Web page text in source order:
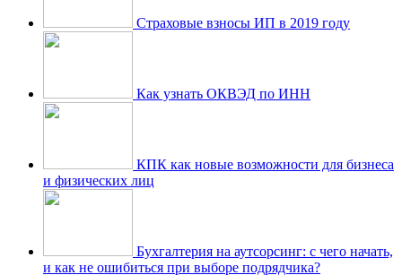
Страховые взносы ИП в 2019 году
Как узнать ОКВЭД по ИНН
КПК как новые возможности для бизнеса
и физических лиц
Бухгалтерия на аутсорсинг: с чего начать,
и как не ошибиться при выборе подрядчика?